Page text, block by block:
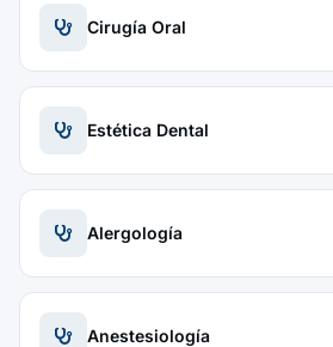
Cirugía Oral
Estética Dental
Alergología
Anestesiología